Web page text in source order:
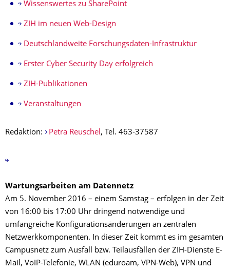
Wissenswertes zu SharePoint
ZIH im neuen Web-Design
Deutschlandweite Forschungsdaten-Infrastruktur
Erster Cyber Security Day erfolgreich
ZIH-Publikationen
Veranstaltungen
Redaktion: Petra Reuschel, Tel. 463-37587
Wartungsarbeiten am Datennetz
Am 5. November 2016 – einem Samstag – erfolgen in der Zeit
von 16:00 bis 17:00 Uhr dringend notwendige und
umfangreiche Konfigurationsänderungen an zentralen
Netzwerkkomponenten. In dieser Zeit kommt es im gesamten
Campusnetz zum Ausfall bzw. Teilausfällen der ZIH-Dienste E-
Mail, VoIP-Telefonie, WLAN (eduroam, VPN-Web), VPN und